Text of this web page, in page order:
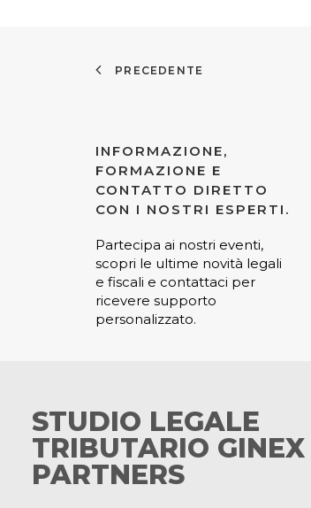
PRECEDENTE
INFORMAZIONE,
FORMAZIONE E
CONTATTO DIRETTO
CON I NOSTRI ESPERTI.
Partecipa ai nostri eventi,
scopri le ultime novità legali
e fiscali e contattaci per
ricevere supporto
personalizzato.
STUDIO LEGALE
TRIBUTARIO
PARTNERS